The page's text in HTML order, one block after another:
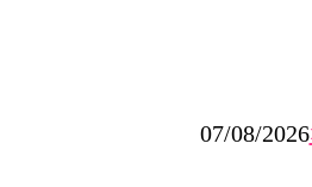
07/08/2026